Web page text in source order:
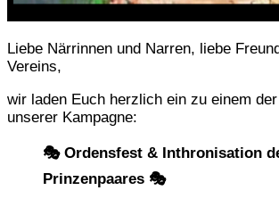
Liebe Närrinnen und Narren, liebe
Vereins,
wir laden Euch herzlich ein zu einem
unserer Kampagne:
🎭 Ordensfest & Inthronisation
Prinzenpaares 🎭